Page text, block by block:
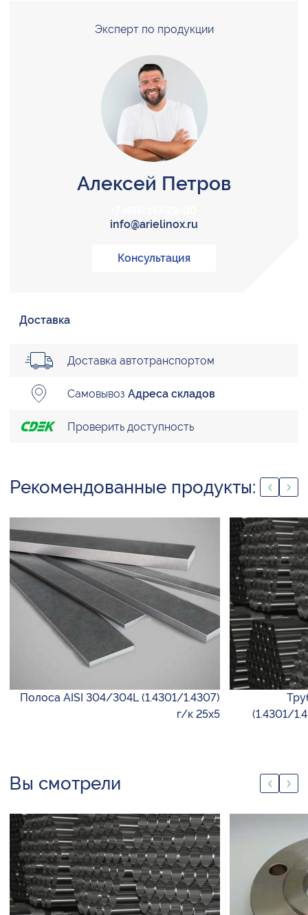
Эксперт по продукции
Алексей Петров
info@arielinox.ru
Консультация
Доставка
Доставка автотранспортом
Самовывоз Адреса складов
Проверить доступность
Рекомендованные продукты:
Полоса AISI 304/304L (1.4301/1.4307)
г/к 25х5
(1.4301/
Вы смотрели